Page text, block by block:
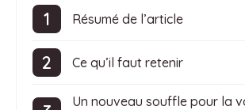
Résumé de l’article
Ce qu’il faut retenir
Un nouveau souffle pour la